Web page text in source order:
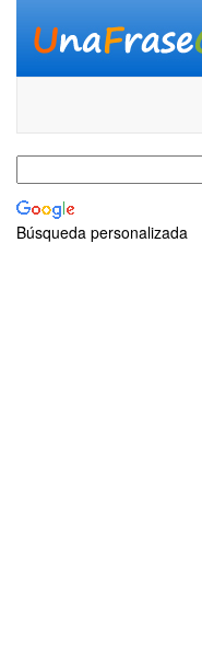
Búsqueda personalizada